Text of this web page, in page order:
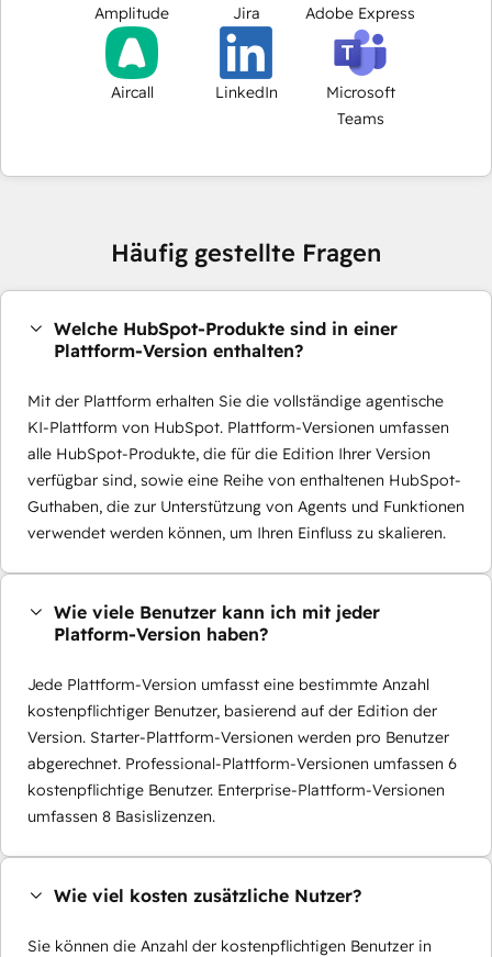
Amplitude Jira Adobe Express
Aircall LinkedIn
Microsoft
Teams
Häufig gestellte Fragen
Welche HubSpot-Produkte sind in einer
Plattform-Version enthalten?
Mit der Plattform erhalten Sie die vollständige agentische
KI-Plattform von HubSpot. Plattform-Versionen umfassen
alle HubSpot-Produkte, die für die Edition Ihrer Version
verfügbar sind, sowie eine Reihe von enthaltenen HubSpot-
Guthaben, die zur Unterstützung von Agents und Funktionen
verwendet werden können, um Ihren Einfluss zu skalieren.
Wie viele Benutzer kann ich mit jeder
Platform-Version haben?
Jede Plattform-Version umfasst eine bestimmte Anzahl
kostenpflichtiger Benutzer, basierend auf der Edition der
Version. Starter-Plattform-Versionen werden pro Benutzer
abgerechnet. Professional-Plattform-Versionen umfassen 6
kostenpflichtige Benutzer. Enterprise-Plattform-Versionen
umfassen 8 Basislizenzen.
Wie viel kosten zusätzliche Nutzer?
Sie können die Anzahl der kostenpflichtigen Benutzer in